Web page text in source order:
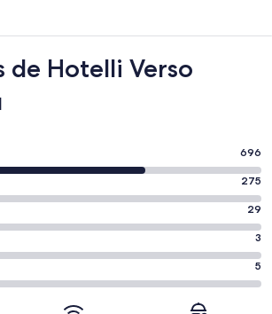
de Hotelli Verso
696
275
29
3
5